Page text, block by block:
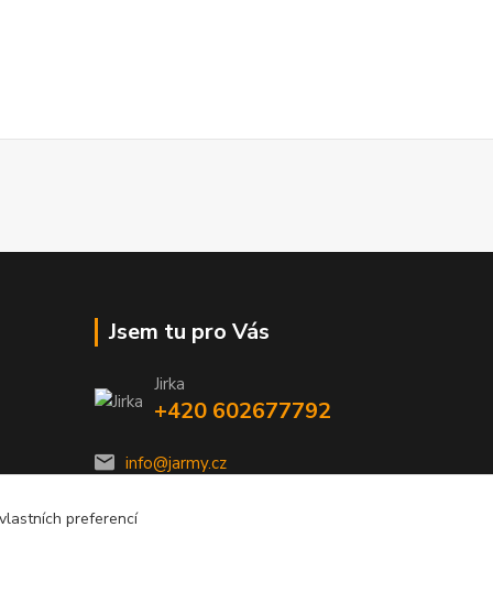
Jsem tu pro Vás
Jirka
+420 602677792
info@jarmy.cz
preferencí